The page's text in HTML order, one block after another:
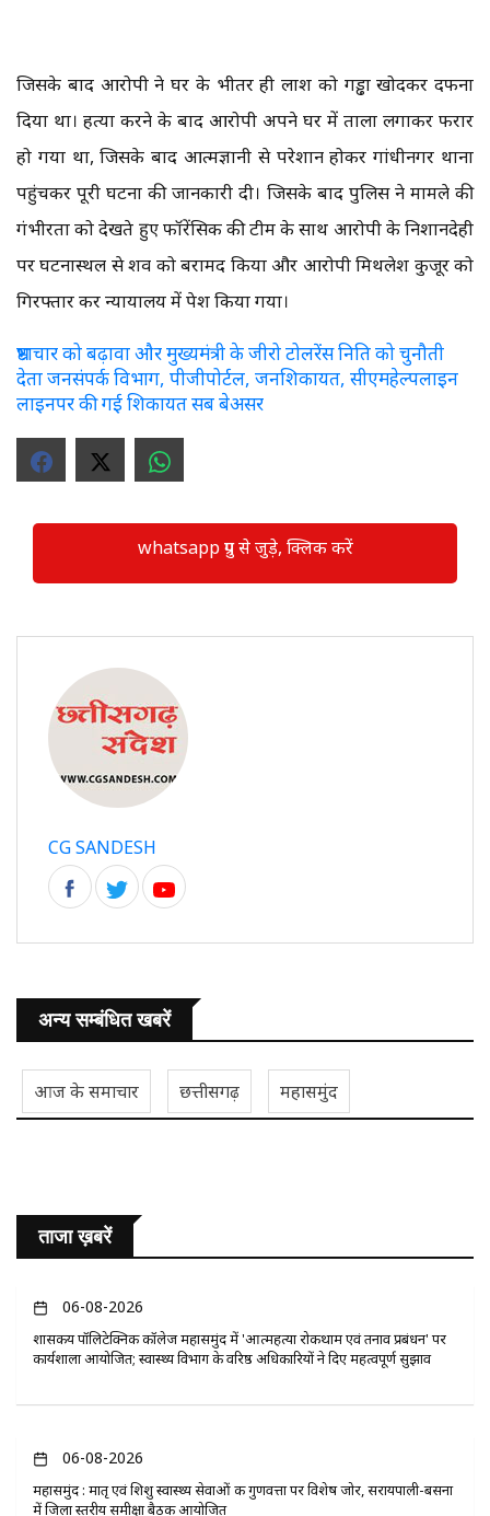
जिसके बाद आरोपी ने घर के भीतर ही लाश को गड्ढा खोदकर दफना
दिया था। हत्या करने के बाद आरोपी अपने घर में ताला लगाकर फरार
हो गया था, जिसके बाद आत्मज्ञानी से परेशान होकर गांधीनगर थाना
पहुंचकर पूरी घटना की जानकारी दी। जिसके बाद पुलिस ने मामले की
गंभीरता को देखते हुए फॉरेंसिक की टीम के साथ आरोपी के निशानदेही
पर घटनास्थल से शव को बरामद किया और आरोपी मिथलेश कुजूर को
गिरफ्तार कर न्यायालय में पेश किया गया।
भ्रष्टाचार को बढ़ावा और मुख्यमंत्री के जीरो टोलरेंस निति को चुनौती
देता जनसंपर्क विभाग, पीजीपोर्टल, जनशिकायत, सीएमहेल्पलाइन
लाइनपर की गई शिकायत सब बेअसर
whatsapp ग्रुप से जुड़े, क्लिक करें
CG SANDESH
अन्य सम्बंधित खबरें
आज के समाचार छत्तीसगढ़ महासमुंद
ताजा ख़बरें
06-08-2026
​शासकीय पॉलिटेक्निक कॉलेज महासमुंद में 'आत्महत्या रोकथाम एवं तनाव प्रबंधन' पर
कार्यशाला आयोजित; स्वास्थ्य विभाग के वरिष्ठ अधिकारियों ने दिए महत्वपूर्ण सुझाव
06-08-2026
महासमुंद : मातृ एवं शिशु स्वास्थ्य सेवाओं की गुणवत्ता पर विशेष जोर, सरायपाली-बसना
में जिला स्तरीय समीक्षा बैठक आयोजित